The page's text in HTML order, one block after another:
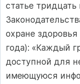
статье
охране
года): «Каждый
доступной для
имеющуюся